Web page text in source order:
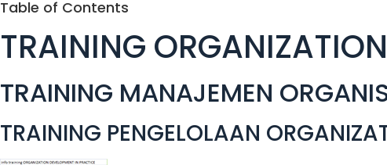
Table of Contents
TRAINING
TRAINING MANAJEMEN
TRAINING PENGELOLAAN